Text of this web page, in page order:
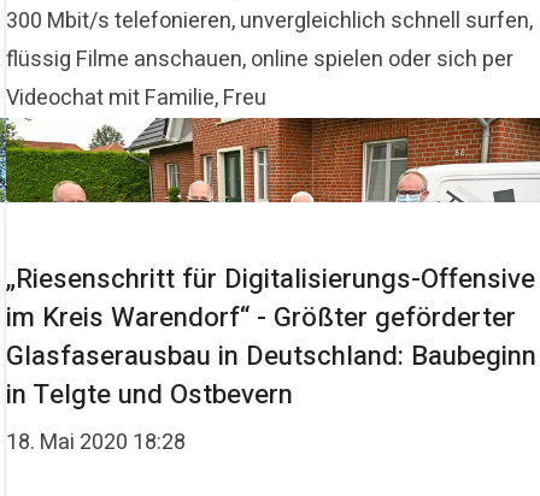
300 Mbit/s telefonieren, unvergleichlich schnell surfen,
flüssig Filme anschauen, online spielen oder sich per
Videochat mit Familie, Freu
„Riesenschritt für Digitalisierungs-Offensive
im Kreis Warendorf“ - Größter geförderter
Glasfaserausbau in Deutschland: Baubeginn
in Telgte und Ostbevern
18. Mai 2020 18:28